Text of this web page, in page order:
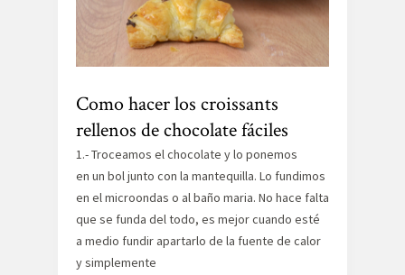
Como hacer los croissants
rellenos de chocolate fáciles
1.- Troceamos el chocolate y lo ponemos
en un bol junto con la mantequilla. Lo fundimos
en el microondas o al baño maria. No hace falta
que se funda del todo, es mejor cuando esté
a medio fundir apartarlo de la fuente de calor
y simplemente